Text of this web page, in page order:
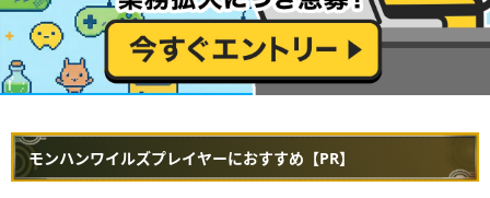
モンハンワイルズプレイヤーにおすすめ【PR】